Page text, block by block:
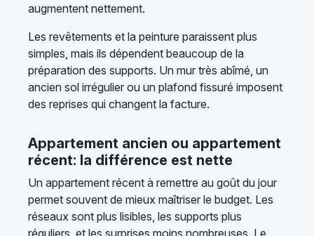
augmentent nettement.
Les revêtements et la peinture paraissent plus
simples, mais ils dépendent beaucoup de la
préparation des supports. Un mur très abîmé, un
ancien sol irrégulier ou un plafond fissuré imposent
des reprises qui changent la facture.
Appartement ancien ou appartement
récent: la différence est nette
Un appartement récent à remettre au goût du jour
permet souvent de mieux maîtriser le budget. Les
réseaux sont plus lisibles, les supports plus
réguliers, et les surprises moins nombreuses. Le